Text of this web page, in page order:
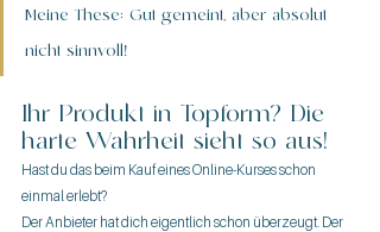
Meine These: Gut gemeint, aber absolut
nicht sinnvoll!
Ihr Produkt in Topform? Die
harte Wahrheit sieht so aus!
Hast du das beim Kauf eines Online-Kurses schon
einmal erlebt?
Der Anbieter hat dich eigentlich schon überzeugt. Der